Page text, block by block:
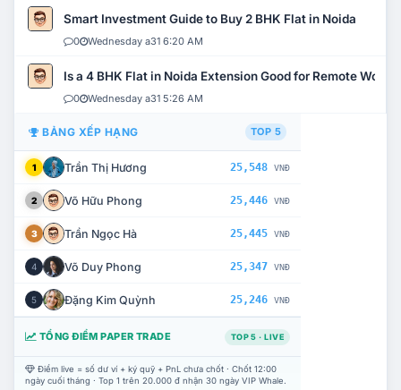
Smart Investment Guide to Buy 2 BHK Flat in Noida
0 Wednesday a31 6:20 AM
Is a 4 BHK Flat in Noida Extension Good for Remote Work?
0 Wednesday a31 5:26 AM
BẢNG XẾP HẠNG TOP 5
1 Trần Thị Hương 25,548 VNĐ
2 Võ Hữu Phong 25,446 VNĐ
3 Trần Ngọc Hà 25,445 VNĐ
4 Võ Duy Phong 25,347 VNĐ
5 Đặng Kim Quỳnh 25,246 VNĐ
TỔNG ĐIỂM PAPER TRADE TOP 5 · LIVE
Điểm live = số dư ví + ký quỹ + PnL chưa chốt · Chốt 12:00
ngày cuối tháng · Top 1 trên 20.000 đ nhận 30 ngày VIP Whale.